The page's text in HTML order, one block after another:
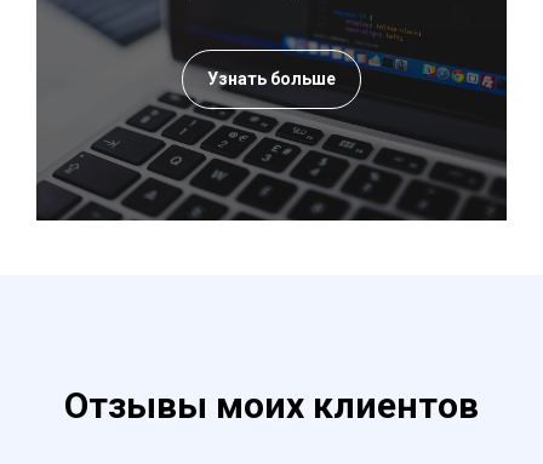
Узнать больше
Отзывы моих клиентов